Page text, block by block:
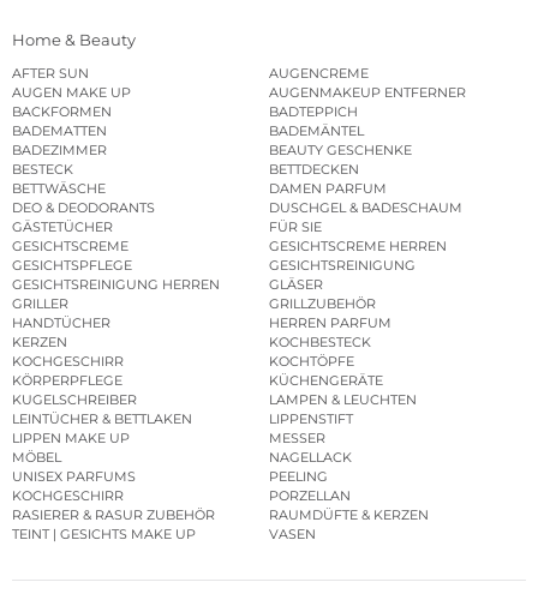
Home & Beauty
AFTER SUN
AUGENCREME
AUGEN MAKE UP
AUGENMAKEUP ENTFERNER
BACKFORMEN
BADTEPPICH
BADEMATTEN
BADEMÄNTEL
BADEZIMMER
BEAUTY GESCHENKE
BESTECK
BETTDECKEN
BETTWÄSCHE
DAMEN PARFUM
DEO & DEODORANTS
DUSCHGEL & BADESCHAUM
GÄSTETÜCHER
FÜR SIE
GESICHTSCREME
GESICHTSCREME HERREN
GESICHTSPFLEGE
GESICHTSREINIGUNG
GESICHTSREINIGUNG HERREN
GLÄSER
GRILLER
GRILLZUBEHÖR
HANDTÜCHER
HERREN PARFUM
KERZEN
KOCHBESTECK
KOCHGESCHIRR
KOCHTÖPFE
KÖRPERPFLEGE
KÜCHENGERÄTE
KUGELSCHREIBER
LAMPEN & LEUCHTEN
LEINTÜCHER & BETTLAKEN
LIPPENSTIFT
LIPPEN MAKE UP
MESSER
MÖBEL
NAGELLACK
UNISEX PARFUMS
PEELING
KOCHGESCHIRR
PORZELLAN
RASIERER & RASUR ZUBEHÖR
RAUMDÜFTE & KERZEN
TEINT | GESICHTS MAKE UP
VASEN